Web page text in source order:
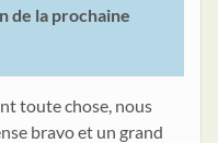
de la prochaine
toute chose, nous
bravo et un grand